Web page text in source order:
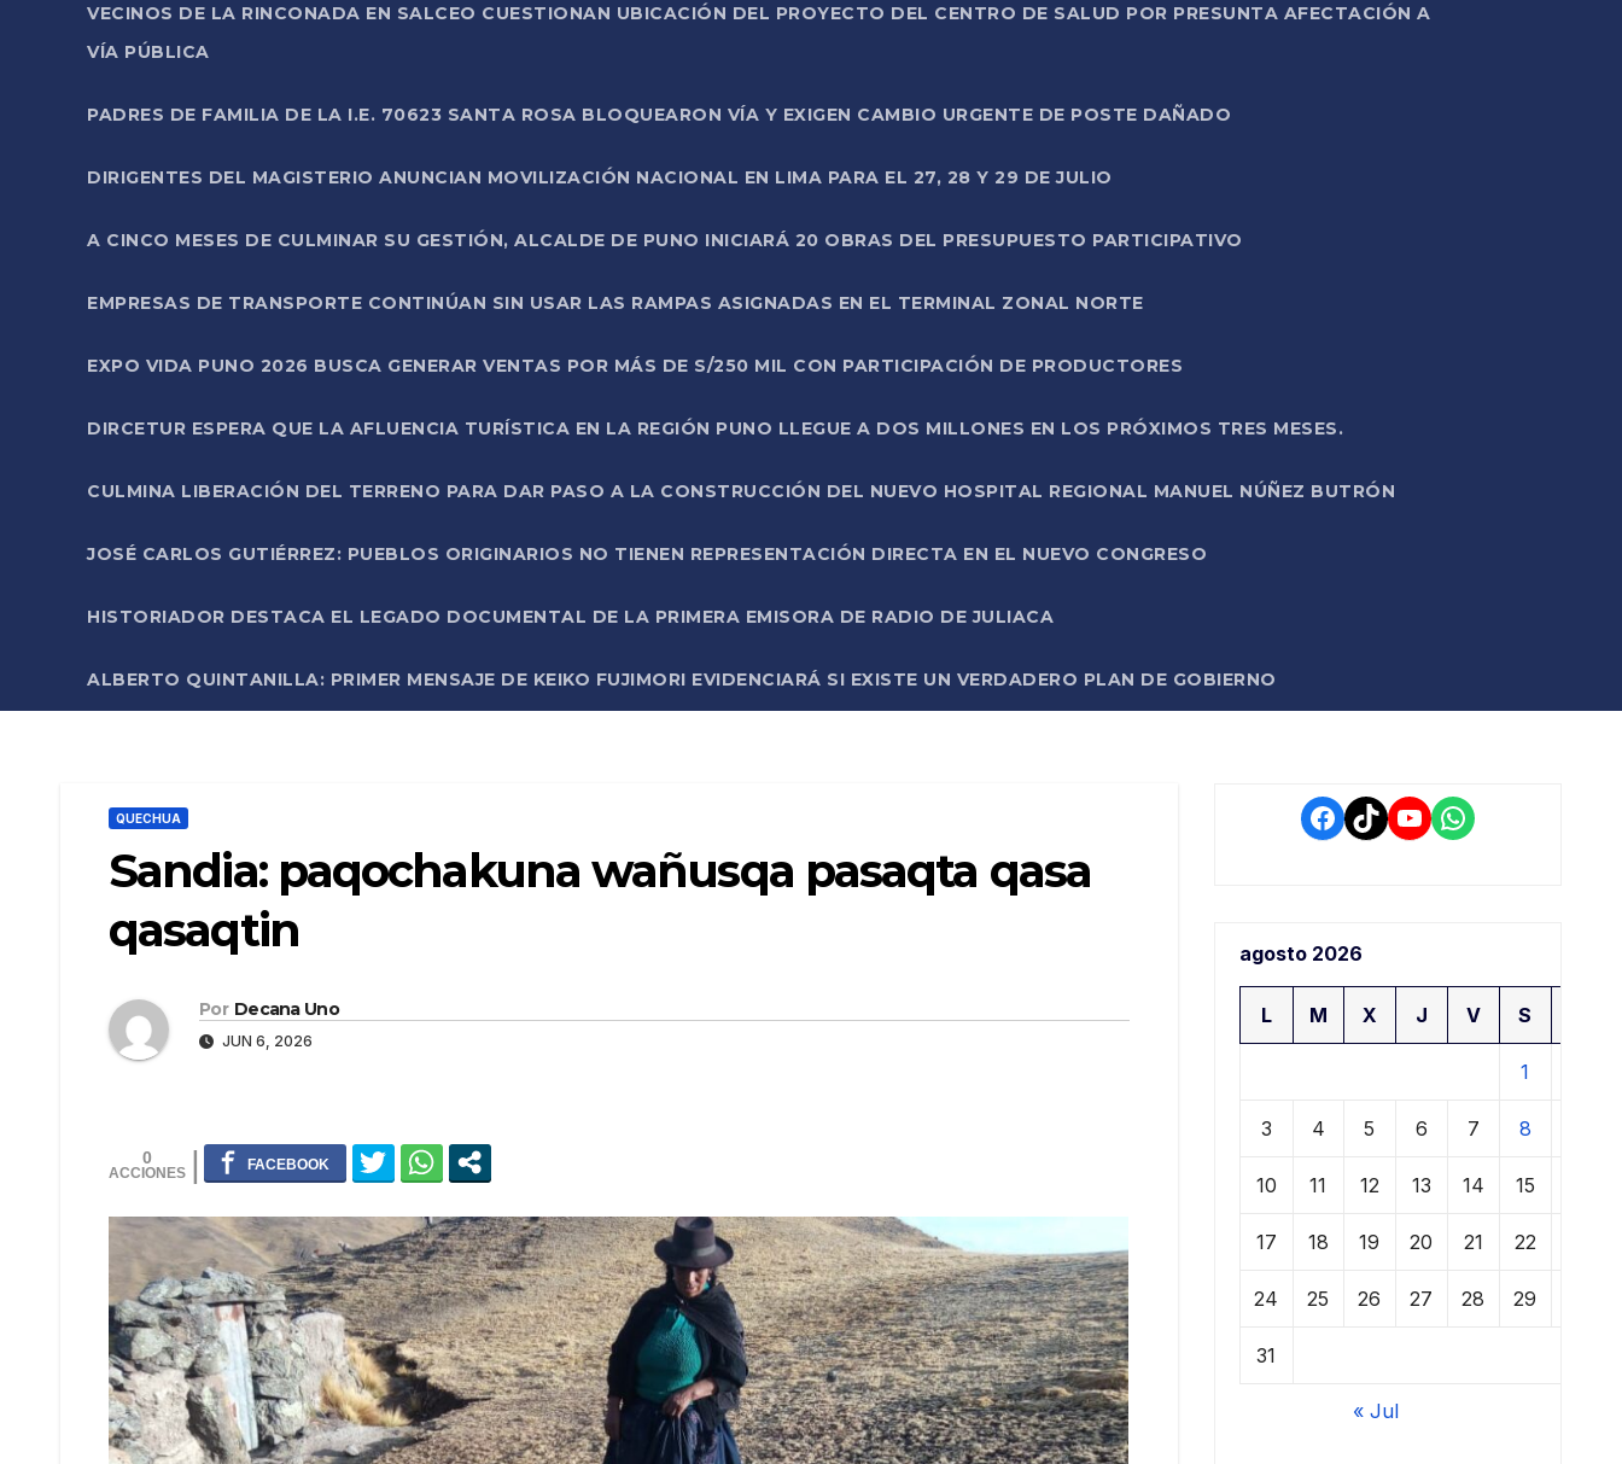
VECINOS DE LA RINCONADA EN SALCEO CUESTIONAN UBICACIÓN DEL PROYECTO DEL CENTRO DE SALUD POR PRESUNTA AFECTACIÓN A
VÍA PÚBLICA
PADRES DE FAMILIA DE LA I.E. 70623 SANTA ROSA BLOQUEARON VÍA Y EXIGEN CAMBIO URGENTE DE POSTE DAÑADO
DIRIGENTES DEL MAGISTERIO ANUNCIAN MOVILIZACIÓN NACIONAL EN LIMA PARA EL 27, 28 Y 29 DE JULIO
A CINCO MESES DE CULMINAR SU GESTIÓN, ALCALDE DE PUNO INICIARÁ 20 OBRAS DEL PRESUPUESTO PARTICIPATIVO
EMPRESAS DE TRANSPORTE CONTINÚAN SIN USAR LAS RAMPAS ASIGNADAS EN EL TERMINAL ZONAL NORTE
EXPO VIDA PUNO 2026 BUSCA GENERAR VENTAS POR MÁS DE S/250 MIL CON PARTICIPACIÓN DE PRODUCTORES
DIRCETUR ESPERA QUE LA AFLUENCIA TURÍSTICA EN LA REGIÓN PUNO LLEGUE A DOS MILLONES EN LOS PRÓXIMOS TRES MESES.
CULMINA LIBERACIÓN DEL TERRENO PARA DAR PASO A LA CONSTRUCCIÓN DEL NUEVO HOSPITAL REGIONAL MANUEL NÚÑEZ BUTRÓN
JOSÉ CARLOS GUTIÉRREZ: PUEBLOS ORIGINARIOS NO TIENEN REPRESENTACIÓN DIRECTA EN EL NUEVO CONGRESO
HISTORIADOR DESTACA EL LEGADO DOCUMENTAL DE LA PRIMERA EMISORA DE RADIO DE JULIACA
ALBERTO QUINTANILLA: PRIMER MENSAJE DE KEIKO FUJIMORI EVIDENCIARÁ SI EXISTE UN VERDADERO PLAN DE GOBIERNO
QUECHUA
Sandia: paqochakuna wañusqa pasaqta qasa
qasaqtin
Por Decana Uno
JUN 6, 2026
0
Facebook
TikTokYouTube
WhatsApp
agosto 2026
L M X J V S
1
3 4 5 6 7 8
10 11 12 13 14 15
17 18 19 20 21 22
24 25 26 27 28 29
31
« Jul